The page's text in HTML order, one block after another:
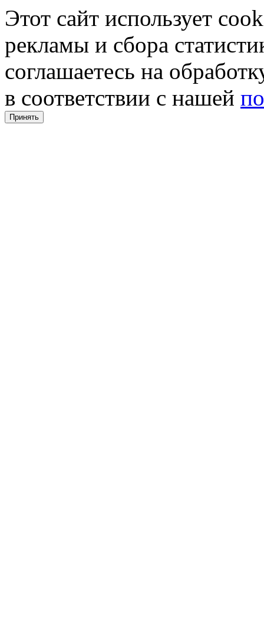
Этот сайт использует
рекламы и сбора
соглашаетесь на
в соответствии с нашей
Принять